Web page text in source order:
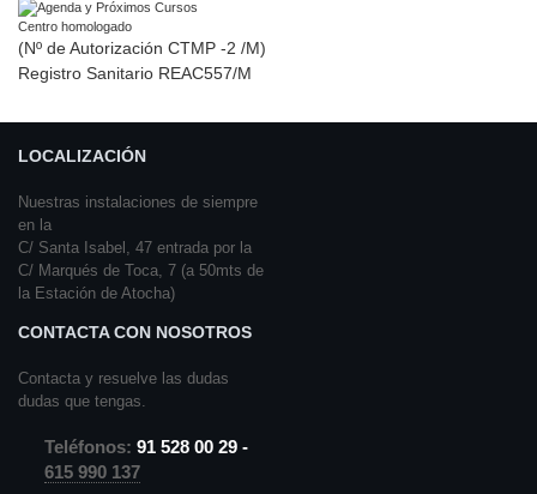
Centro homologado
(Nº de Autorización CTMP -2 /M)
Registro Sanitario REAC557/M
LOCALIZACIÓN
Nuestras instalaciones de siempre
en la
C/ Santa Isabel, 47 entrada por la
C/ Marqués de Toca, 7 (a 50mts de
la Estación de Atocha)
CONTACTA CON NOSOTROS
Contacta y resuelve las dudas
dudas que tengas.
Teléfonos: 91 528 00 29 -
615 990 137